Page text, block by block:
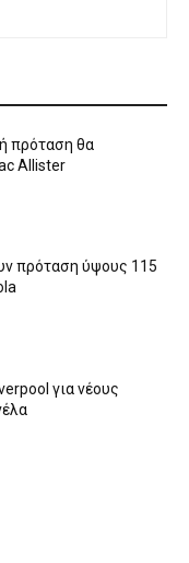
πρόταση θα
Allister
πρόταση ύψους 115
για νέους